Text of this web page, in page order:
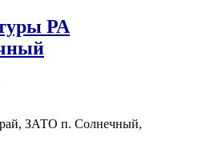
РА
ЗАТО п. Солнечный,